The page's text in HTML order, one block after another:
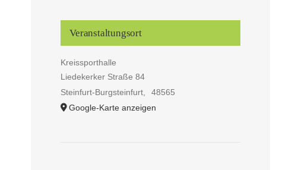
Veranstaltungsort
Kreissporthalle
Liedekerker Straße 84
Steinfurt-Burgsteinfurt,
48565
Google-Karte anzeigen